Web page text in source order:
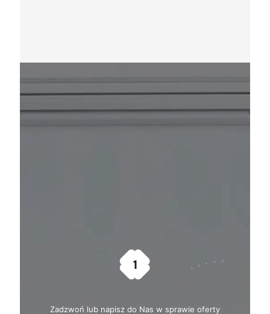
Zadzwoń lub napisz do Nas w sprawie oferty